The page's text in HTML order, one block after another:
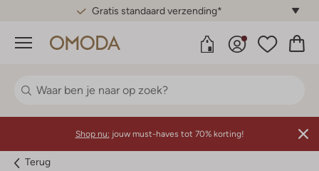
Gratis standaard verzending*
Menu
Shop nu: jouw must-haves tot 70% korting!
Terug